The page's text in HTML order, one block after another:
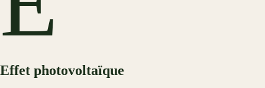
Effet photovoltaïque